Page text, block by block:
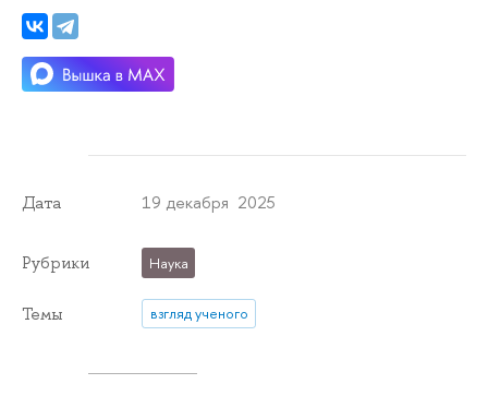
Дата 19 декабря 2025
Рубрики Наука
Темы взгляд ученого